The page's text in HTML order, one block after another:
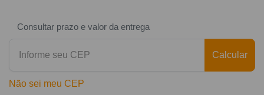
Consultar prazo e valor da entrega
Calcular
Não sei meu CEP